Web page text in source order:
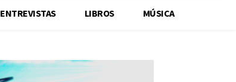
ENTREVISTAS LIBROS MÚSICA